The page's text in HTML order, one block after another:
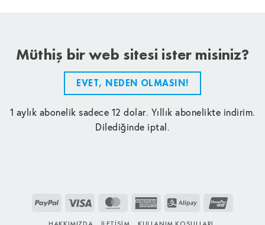
Müthiş bir web sitesi ister misiniz?
EVET, NEDEN OLMASIN!
1 aylık abonelik sadece 12 dolar. Yıllık abonelikte indirim.
Dilediğinde iptal.
PayPal Visa MasterCardAmerican
Alipay